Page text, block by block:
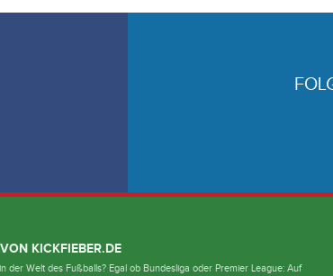
KICKFIEBER.DE
der Welt des Fußballs? Egal ob Bundesliga oder Premier League: Auf